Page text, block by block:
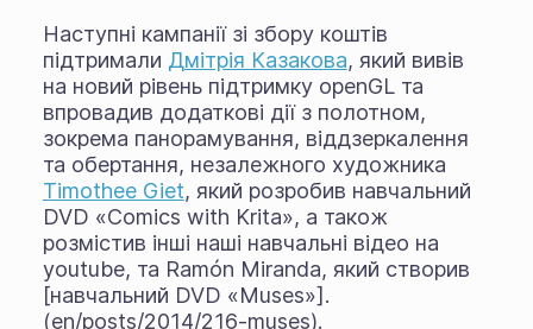
Наступні кампанії зі збору коштів
підтримали Дмітрія Казакова, який вивів
на новий рівень підтримку openGL та
впровадив додаткові дії з полотном,
зокрема панорамування, віддзеркалення
та обертання, незалежного художника
Timothee Giet, який розробив навчальний
DVD «Comics with Krita», а також
розмістив інші наші навчальні відео на
youtube, та Ramón Miranda, який створив
[навчальний DVD «Muses»].
(en/posts/2014/216-muses).